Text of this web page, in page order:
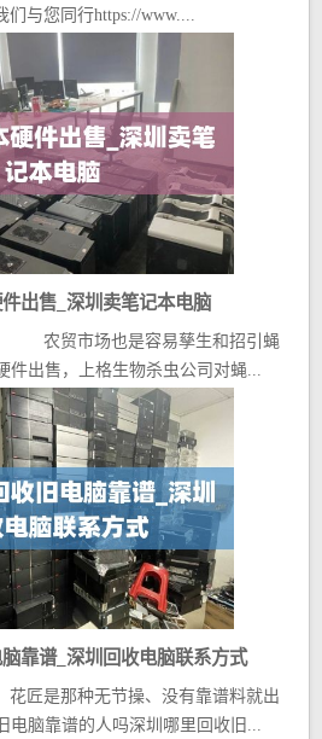
们与您同行https://www....
出售_深圳卖笔记本电脑
农贸市场也是容易孳生和招引蝇
件出售，上格生物杀虫公司对蝇...
靠谱_深圳回收电脑联系方式
花匠是那种无节操、没有靠谱料就出
电脑靠谱的人吗深圳哪里回收旧...